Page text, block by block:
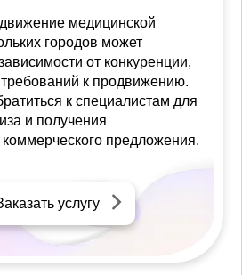
медицинской
городов может
от конкуренции,
к продвижению.
к специалистам для
и получения
предложения.
услугу